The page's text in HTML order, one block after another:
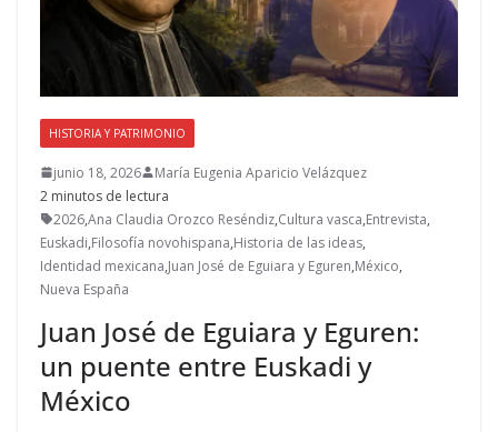
HISTORIA Y PATRIMONIO
junio 18, 2026
María Eugenia Aparicio Velázquez
2 minutos de lectura
2026,Ana Claudia Orozco Reséndiz,Cultura vasca,Entrevista,
Euskadi,Filosofía novohispana,Historia de las ideas,
Identidad mexicana,Juan José de Eguiara y Eguren,México,
Nueva España
Juan José de Eguiara y Eguren:
un puente entre Euskadi y
México